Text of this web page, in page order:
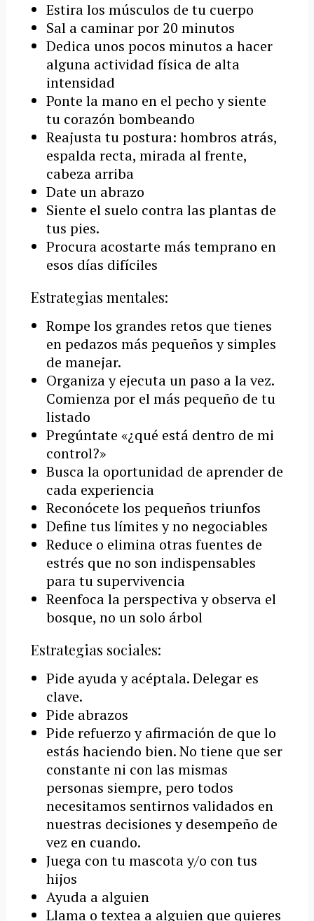
Estira los músculos de tu cuerpo
Sal a caminar por 20 minutos
Dedica unos pocos minutos a hacer
alguna actividad física de alta
intensidad
Ponte la mano en el pecho y siente
tu corazón bombeando
Reajusta tu postura: hombros atrás,
espalda recta, mirada al frente,
cabeza arriba
Date un abrazo
Siente el suelo contra las plantas de
tus pies.
Procura acostarte más temprano en
esos días difíciles
Estrategias mentales:
Rompe los grandes retos que tienes
en pedazos más pequeños y simples
de manejar.
Organiza y ejecuta un paso a la vez.
Comienza por el más pequeño de tu
listado
Pregúntate «¿qué está dentro de mi
control?»
Busca la oportunidad de aprender de
cada experiencia
Reconócete los pequeños triunfos
Define tus límites y no negociables
Reduce o elimina otras fuentes de
estrés que no son indispensables
para tu supervivencia
Reenfoca la perspectiva y observa el
bosque, no un solo árbol
Estrategias sociales:
Pide ayuda y acéptala. Delegar es
clave.
Pide abrazos
Pide refuerzo y afirmación de que lo
estás haciendo bien. No tiene que ser
constante ni con las mismas
personas siempre, pero todos
necesitamos sentirnos validados en
nuestras decisiones y desempeño de
vez en cuando.
Juega con tu mascota y/o con tus
hijos
Ayuda a alguien
Llama o textea a alguien que quieres